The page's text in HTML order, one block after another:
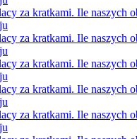
za kratkami. Ile naszych
za kratkami. Ile naszych
za kratkami. Ile naszych
za kratkami. Ile naszych
za kratkami. Ile naszych